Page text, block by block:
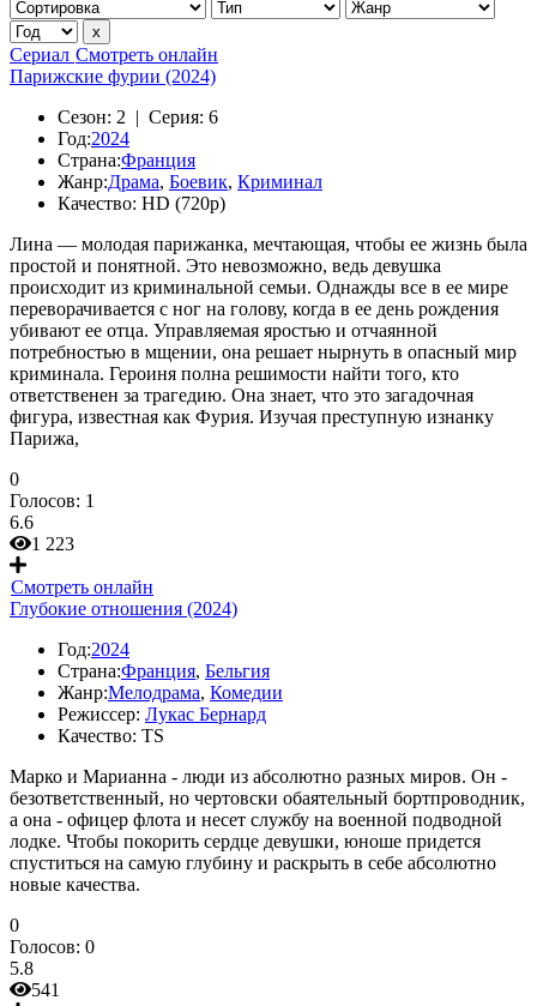
Сериал Смотреть онлайн
Парижские фурии (2024)
Сезон: 2 | Серия: 6
Год:2024
Страна:Франция
Жанр:Драма, Боевик, Криминал
Качество: HD (720p)
Лина — молодая парижанка, мечтающая, чтобы ее жизнь была
простой и понятной. Это невозможно, ведь девушка
происходит из криминальной семьи. Однажды все в ее мире
переворачивается с ног на голову, когда в ее день рождения
убивают ее отца. Управляемая яростью и отчаянной
потребностью в мщении, она решает нырнуть в опасный мир
криминала. Героиня полна решимости найти того, кто
ответственен за трагедию. Она знает, что это загадочная
фигура, известная как Фурия. Изучая преступную изнанку
Парижа,
0
Голосов: 1
6.6
1 223
Смотреть онлайн
Глубокие отношения (2024)
Год:2024
Страна:Франция, Бельгия
Жанр:Мелодрама, Комедии
Режиссер: Лукас Бернард
Качество: TS
Марко и Марианна - люди из абсолютно разных миров. Он -
безответственный, но чертовски обаятельный бортпроводник,
а она - офицер флота и несет службу на военной подводной
лодке. Чтобы покорить сердце девушки, юноше придется
спуститься на самую глубину и раскрыть в себе абсолютно
новые качества.
0
Голосов: 0
5.8
541